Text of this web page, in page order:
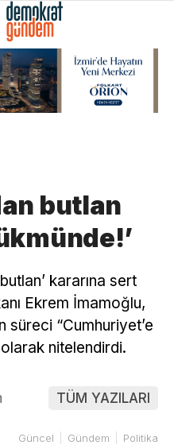
butlan
kararına sert
Ekrem İmamoğlu,
süreci “Cumhuriyet’e
nitelendirdi.
TÜM YAZILARI
Güncel Gündem Politika